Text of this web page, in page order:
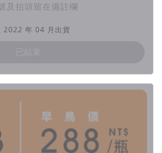
器，推估相當於45億支寶特瓶，體積
及抬頭留在備註欄
2022 年 04 月出貨